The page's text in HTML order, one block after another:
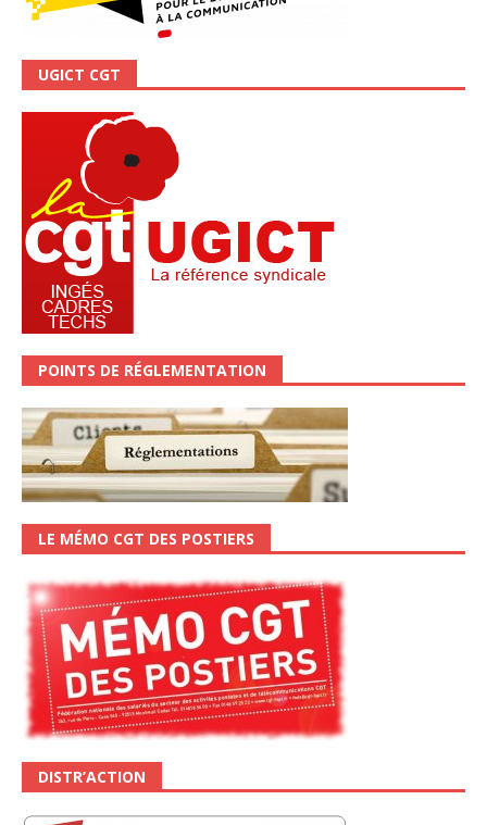
UGICT CGT
POINTS DE RÉGLEMENTATION
LE MÉMO CGT DES POSTIERS
DISTR’ACTION